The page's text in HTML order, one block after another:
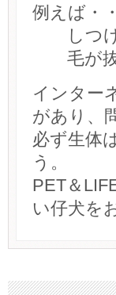
例えば・
しつけ
毛が
インター
があり、
必ず生体
う。
PET＆
い仔犬を